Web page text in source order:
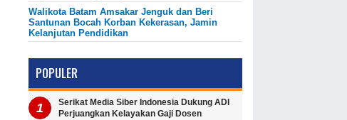
Walikota Batam Amsakar Jenguk dan Beri
Santunan Bocah Korban Kekerasan, Jamin
Kelanjutan Pendidikan
POPULER
Serikat Media Siber Indonesia Dukung ADI
Perjuangkan Kelayakan Gaji Dosen